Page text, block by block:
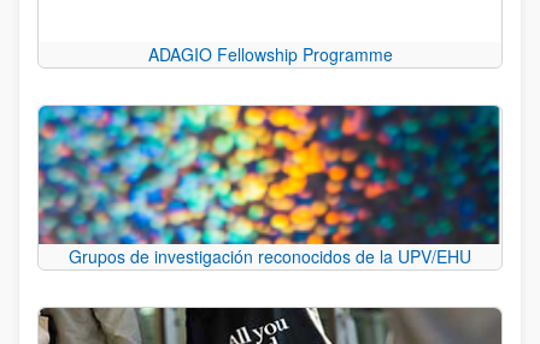
ADAGIO Fellowship Programme
Grupos de investigación reconocidos de la UPV/EHU